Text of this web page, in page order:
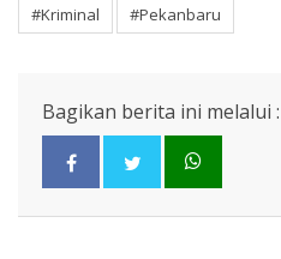
#Kriminal #Pekanbaru
Bagikan berita ini melalui :